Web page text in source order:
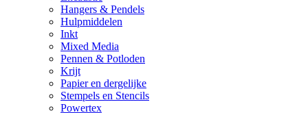
Hangers & Pendels
Hulpmiddelen
Inkt
Mixed Media
Pennen & Potloden
Krijt
Papier en dergelijke
Stempels en Stencils
Powertex